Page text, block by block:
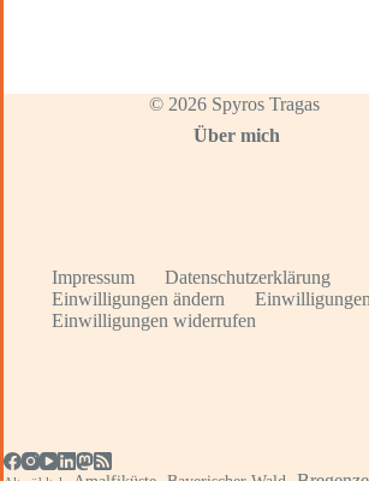
© 2026 Spyros Tragas
Über mich
Impressum
Datenschutzerklärung
Einwilligungen ändern
Einwilligungen widerrufen